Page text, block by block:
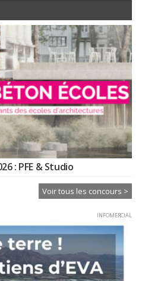
: PFE & Studio
Voir tous les concours >
INFOMERCIAL